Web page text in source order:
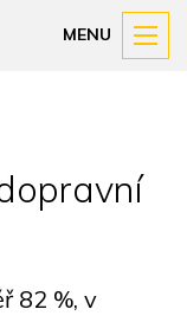
MENU
82 %, v